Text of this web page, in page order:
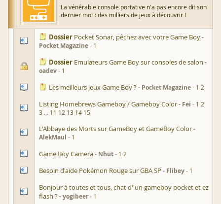
La vénérable console portative n'a pas encore dit son
dernier mot : des milliers de jeux à découvrir !
Dossier Pocket Sonar, pêchez avec votre Game Boy
Pocket Magazine 1
Dossier Emulateurs Game Boy sur consoles de salon
oadev 1
Les meilleurs jeux Game Boy ? Pocket Magazine 1 2
Listing Homebrews Gameboy / Gameboy Color Fei 1 2
3 ... 11 12 13 14 15
L'Abbaye des Morts sur GameBoy et GameBoy Color
AlekMaul 1
Game Boy Camera Nhut 1 2
Besoin d'aide Pokémon Rouge sur GBA SP Flibey 1
Bonjour à toutes et tous, chat d''un gameboy pocket et ez
flash ? yogibeer 1